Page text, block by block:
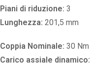
Piani di riduzione: 3
Lunghezza: 201,5 mm
Coppia Nominale: 30 Nm
Carico assiale dinamico: